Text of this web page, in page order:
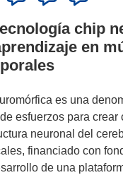
chip
en
es una
esfuerzos para crear
neuronal del
financiado con
de una